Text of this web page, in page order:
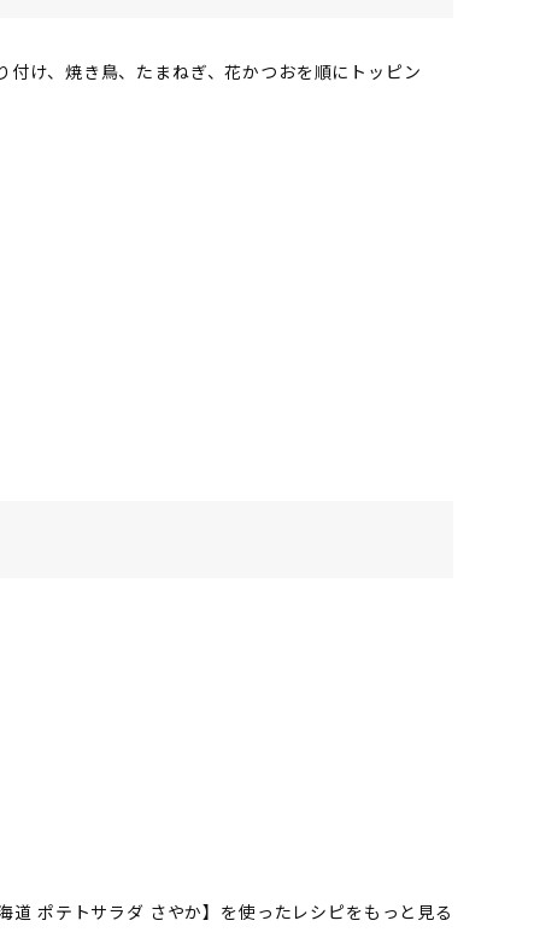
付け、焼き鳥、たまねぎ、花かつおを順にトッピン
道 ポテトサラダ さやか】を使ったレシピをもっと見る